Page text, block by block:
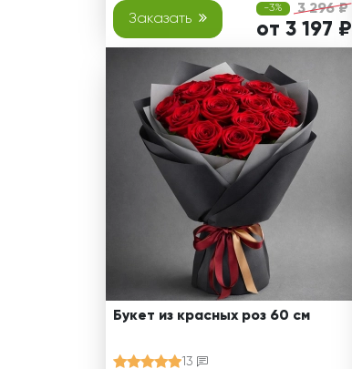
Заказать
-3% 3 296 ₽
от 3 197 ₽
Букет из красных роз 60 см
13